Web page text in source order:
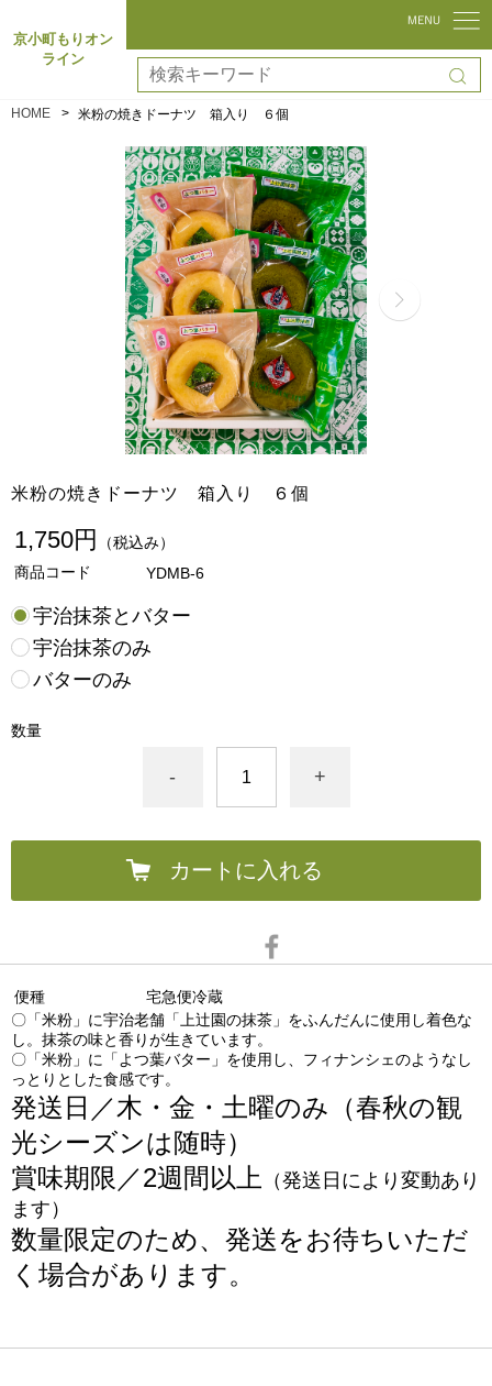
京小町もりオン
ライン
HOME 米粉の焼きドーナツ 箱入り ６個
米粉の焼きドーナツ 箱入り ６個
1,750円
（税込み）
商品コード
YDMB-6
宇治抹茶とバター
宇治抹茶のみ
バターのみ
数量
- +
カートに入れる
便種
宅急便冷蔵
〇「米粉」に宇治老舗「上辻園の抹茶」をふんだんに使用し着色な
し。抹茶の味と香りが生きています。
〇「米粉」に「よつ葉バター」を使用し、フィナンシェのようなし
っとりとした食感です。
発送日／木・金・土曜のみ（春秋の観
光シーズンは随時）
賞味期限／2週間以上
（発送日により変動あり
ます）
数量限定のため、発送をお待ちいただ
く場合があります。